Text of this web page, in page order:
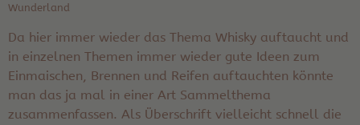
Wunderland
Da hier immer wieder das Thema Whisky auftaucht und
in einzelnen Themen immer wieder gute Ideen zum
Einmaischen, Brennen und Reifen auftauchten könnte
man das ja mal in einer Art Sammelthema
zusammenfassen. Als Überschrift vielleicht schnell die